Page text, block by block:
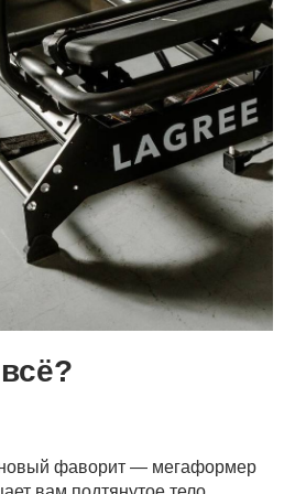
фаворит — мегаформер